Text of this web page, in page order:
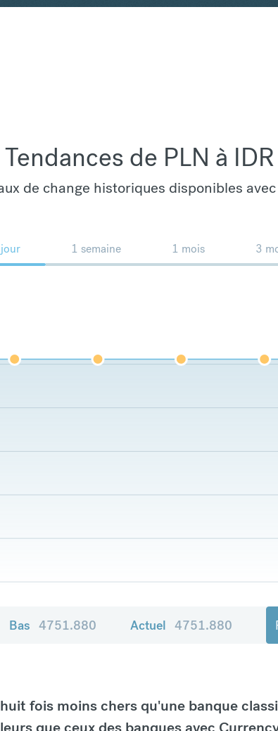
Tendances de PLN à IDR
de change historiques disponibles
1 semaine 1 mois 3
Bas 4751.880 Actuel 4751.880
fois moins chers qu'une banque
que ceux des banques avec